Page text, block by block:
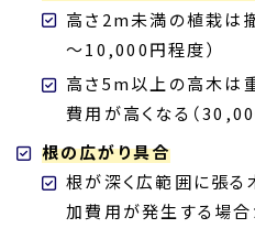
高さ2m未満の植栽は
～10,000円程度）
高さ5m以上の高木は
費用が高くなる（
根の広がり具合
根が深く広範囲に張る
加費用が発生する場合